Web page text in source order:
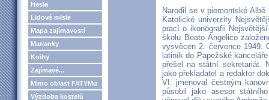
Hesla
Lidové misie
Mapa zajímavostí
Marianky
Knihy
Zajímavé...
Mimo oblast FATYMu
Výzdoba kostelů
Narodil se v piemontské
Katolické univerzity
prací o ikonografii
školu Beato Angelico
vysvěcen 2. července 1949.
latiník do Papežské
přešel na státní sekretariát.
jako překladatel a redaktor
VI. jmenoval čestným
působil jako asesor